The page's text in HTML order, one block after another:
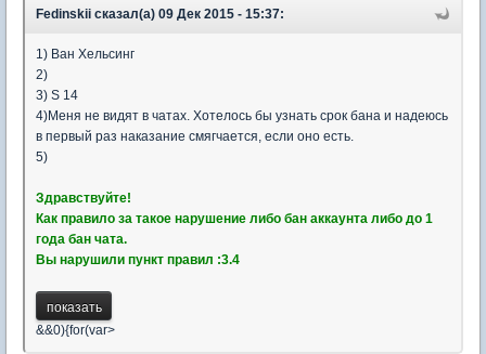
Fedinskii сказал(а) 09 Дек 2015 - 15:37:
1) Ван Хельсинг
2)
3) S 14
4)Меня не видят в чатах. Хотелось бы узнать срок бана и надеюсь
в первый раз наказание смягчается, если оно есть.
5)
Здравствуйте!
Как правило за такое нарушение либо бан аккаунта либо до 1
года бан чата.
Вы нарушили пункт правил :3.4
&&0){for(var>